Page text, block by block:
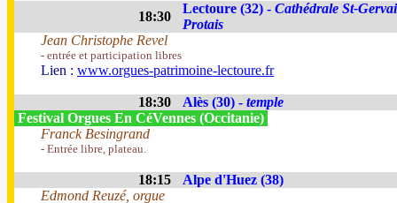
18:30
Lectoure (32) - Cathédrale St-
Protais
Jean Christophe Revel
- entrée et participation libres
Lien : www.orgues-patrimoine-lectoure.fr
18:30 Alès (30) - temple
Festival Orgues En CéVennes (Occitanie)
Franck Besingrand
- Entrée libre, plateau.
18:15
Alpe d'Huez (38)
Edmond Reuzé, orgue